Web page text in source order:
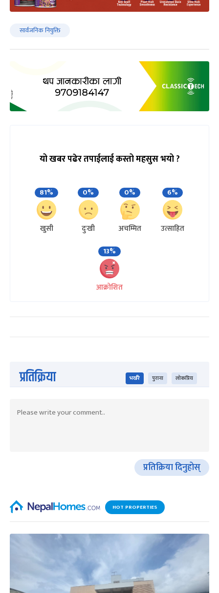
सार्वजनिक नियुक्ति
यो खबर पढेर तपाईलाई कस्तो महसुस भयो ?
81%
खुसी
0%
दुःखी
0%
अचम्मित
6%
उत्साहित
13%
आक्रोशित
प्रतिक्रिया भर्खरै पुराना लोकप्रिय
प्रतिक्रिया दिनुहोस्
HOT PROPERTIES